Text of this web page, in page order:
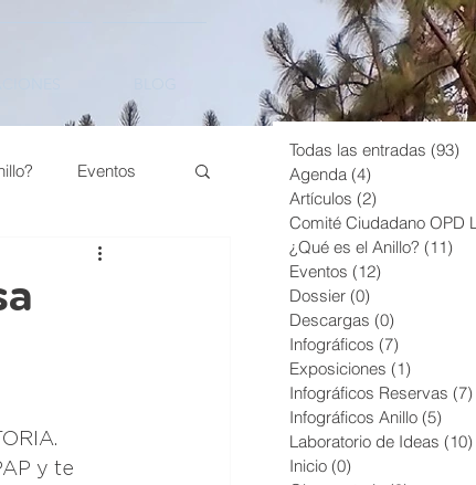
Eventos
y te
Todas las entradas (93)
Agenda (4)
Artículos (2)
¿Qué es el Anillo? (11)
Eventos (12)
Dossier (0)
Descargas (0)
Infográficos (7)
Exposiciones (1)
Infográficos Reservas (7)
Infográficos Anillo (5)
Laboratorio de Ideas (10)
Inicio (0)